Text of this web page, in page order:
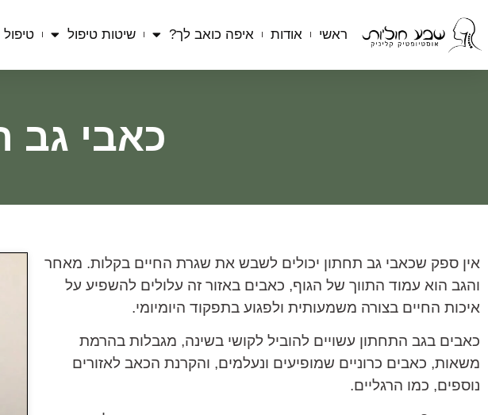
ראשי אודות איפה כואב לך? שיטות טיפול טיפול
כאבי גב
אין ספק שכאבי גב תחתון יכולים לשבש את שגרת החיים בקלות. מאחר
והגב הוא עמוד התווך של הגוף, כאבים באזור זה עלולים להשפיע על
איכות החיים בצורה משמעותית ולפגוע בתפקוד היומיומי.
כאבים בגב התחתון עשויים להוביל לקושי בשינה, מגבלות בהרמת
משאות, כאבים כרוניים שמופיעים ונעלמים, והקרנת הכאב לאזורים
נוספים, כמו הרגליים.